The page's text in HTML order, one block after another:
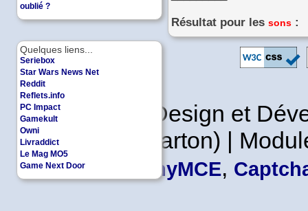
Quelques liens...
Seriebox
Star Wars News Net
Reddit
Reflets.info
PC Impact
Gamekult
Owni
Livraddict
Le Mag MO5
Game Next Door
oublié ?
Résultat pour les sons :
Copyleft | Design et
Leader en Carton) |
TinyMCE,